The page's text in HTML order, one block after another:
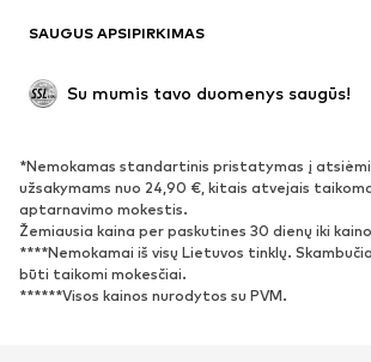
Proginiai
Išskirtiniai
BATAI
Naujienos
Sportbačiai
Aulinukai
Batai su kulniukais
Auliniai batai
SAUGUS APSIPIRKIMAS
Su mumis tavo duomenys saugūs!
*Nemokamas standartinis pristatymas į
užsakymams nuo 24,90 €, kitais atvejais
aptarnavimo mokestis.
Žemiausia kaina per paskutines 30 dienų iki
****Nemokamai iš visų Lietuvos tinklų.
būti taikomi mokesčiai.
******Visos kainos nurodytos su PVM.